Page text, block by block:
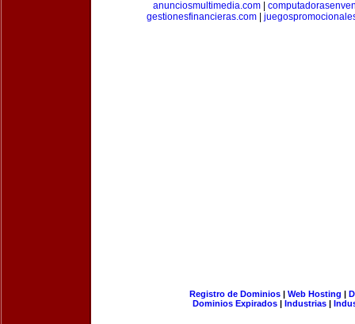
anunciosmultimedia.com
gestionesfinancieras.com
Registro de Dominios| Web Hosting |
Dominios Expirados | Industrias |